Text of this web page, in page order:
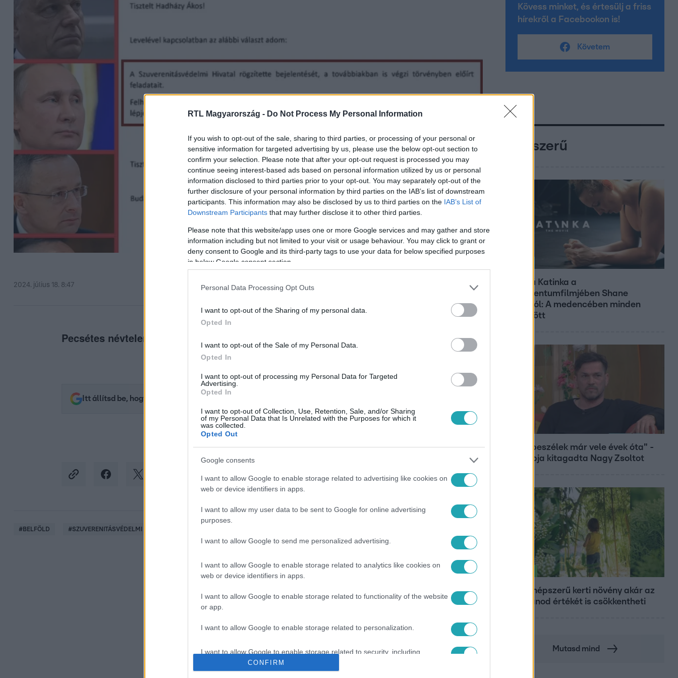
RTL Magyarország - Do Not Process My Personal Information
If you wish to opt-out of the sale, sharing to third parties, or processing of your personal or
sensitive information for targeted advertising by us, please use the below opt-out section to
confirm your selection. Please note that after your opt-out request is processed you may
continue seeing interest-based ads based on personal information utilized by us or personal
information disclosed to third parties prior to your opt-out. You may separately opt-out of the
further disclosure of your personal information by third parties on the IAB’s list of downstream
participants. This information may also be disclosed by us to third parties on the IAB’s List of
Downstream Participants that may further disclose it to other third parties.
Please note that this website/app uses one or more Google services and may gather and store
information including but not limited to your visit or usage behaviour. You may click to grant or
deny consent to Google and its third-party tags to use your data for below specified purposes
in below Google consent section.
Personal Data Processing Opt Outs
I want to opt-out of the Sharing of my personal data.
Opted In
I want to opt-out of the Sale of my Personal Data.
Opted In
I want to opt-out of processing my Personal Data for Targeted
Advertising.
Opted In
I want to opt-out of Collection, Use, Retention, Sale, and/or Sharing
of my Personal Data that Is Unrelated with the Purposes for which it
was collected.
Opted Out
Google consents
I want to allow Google to enable storage related to advertising like cookies on
web or device identifiers in apps.
I want to allow my user data to be sent to Google for online advertising
purposes.
I want to allow Google to send me personalized advertising.
I want to allow Google to enable storage related to analytics like cookies on
web or device identifiers in apps.
I want to allow Google to enable storage related to functionality of the website
or app.
I want to allow Google to enable storage related to personalization.
I want to allow Google to enable storage related to security, including
authentication functionality and fraud prevention, and other user protection.
CONFIRM
2024. július 18. 8:47
Pecsétes névtelen levélben válaszoltak.
Itt állítsd be, hogy az RTL.hu az elsők között legyen a Google-találatokban!
#BELFÖLD #SZUVERENITÁSVÉDELMI HIVATAL
Kövess minket, és értesülj a friss
hírekről a Facebookon is!
Követem
Népszerű
Hosszú Katinka a
dokumentumfilmjében Shane
Tusupról: A medencében minden
működött
"Nem beszélek már vele évek óta" -
Édesapja kitagadta Nagy Zsoltot
Ez a 3 népszerű kerti növény akár az
ingatlanod értékét is csökkentheti
Mutasd mind